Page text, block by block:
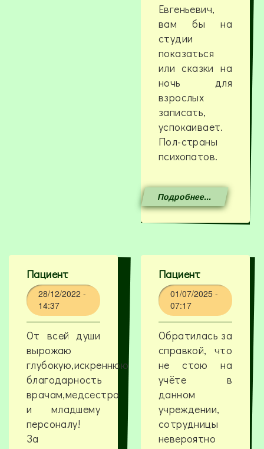
Евгеньевич,
вам бы на
студии
показаться
или сказки на
ночь для
взрослых
записать,
успокаивает.
Пол-страны
психопатов.
Подробнее...
Пациент
28/12/2022 -
14:37
От всей души
вырожаю
глубокую,искреннюю
благодарность
врачам,медсестра
и младшему
персоналу!
За
Пациент
01/07/2025 -
07:17
Обратилась за
справкой, что
не стою на
учёте в
данном
учреждении,
сотрудницы
невероятно